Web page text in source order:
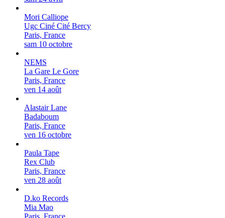
Mori Calliope
Ugc Ciné Cité Bercy
Paris, France
sam 10 octobre
NEMS
La Gare Le Gore
Paris, France
ven 14 août
Alastair Lane
Badaboum
Paris, France
ven 16 octobre
Paula Tape
Rex Club
Paris, France
ven 28 août
D.ko Records
Mia Mao
Paris, France